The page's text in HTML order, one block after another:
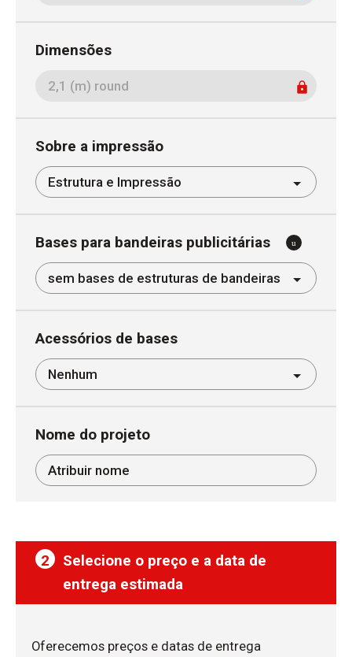
Dimensões
Sobre a impressão
Bases para bandeiras publicitárias
Acessórios de bases
Nome do projeto
2
Selecione o preço e a data de
entrega estimada
Oferecemos preços e datas de entrega